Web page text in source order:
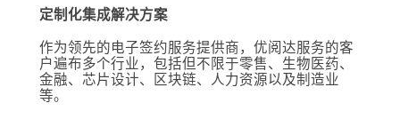
定制化集成解决方案
作为领先的电子签约服务提供商，优阅达服务的客
户遍布多个行业，包括但不限于零售、生物医药、
金融、芯片设计、区块链、人力资源以及制造业
等。